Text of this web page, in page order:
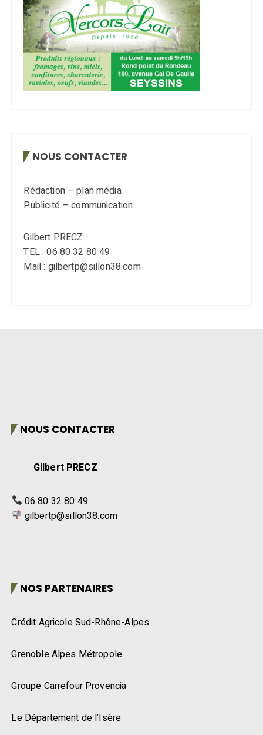
NOUS CONTACTER
Rédaction – plan média
Publicité – communication
Gilbert PRECZ
TEL : 06 80 32 80 49
Mail : gilbertp@sillon38.com
NOUS CONTACTER
Gilbert PRECZ
06 80 32 80 49
gilbertp@sillon38.com
NOS PARTENAIRES
Crédit Agricole Sud-Rhône-Alpes
Grenoble Alpes Métropole
Groupe Carrefour Provencia
Le Département de l’Isère